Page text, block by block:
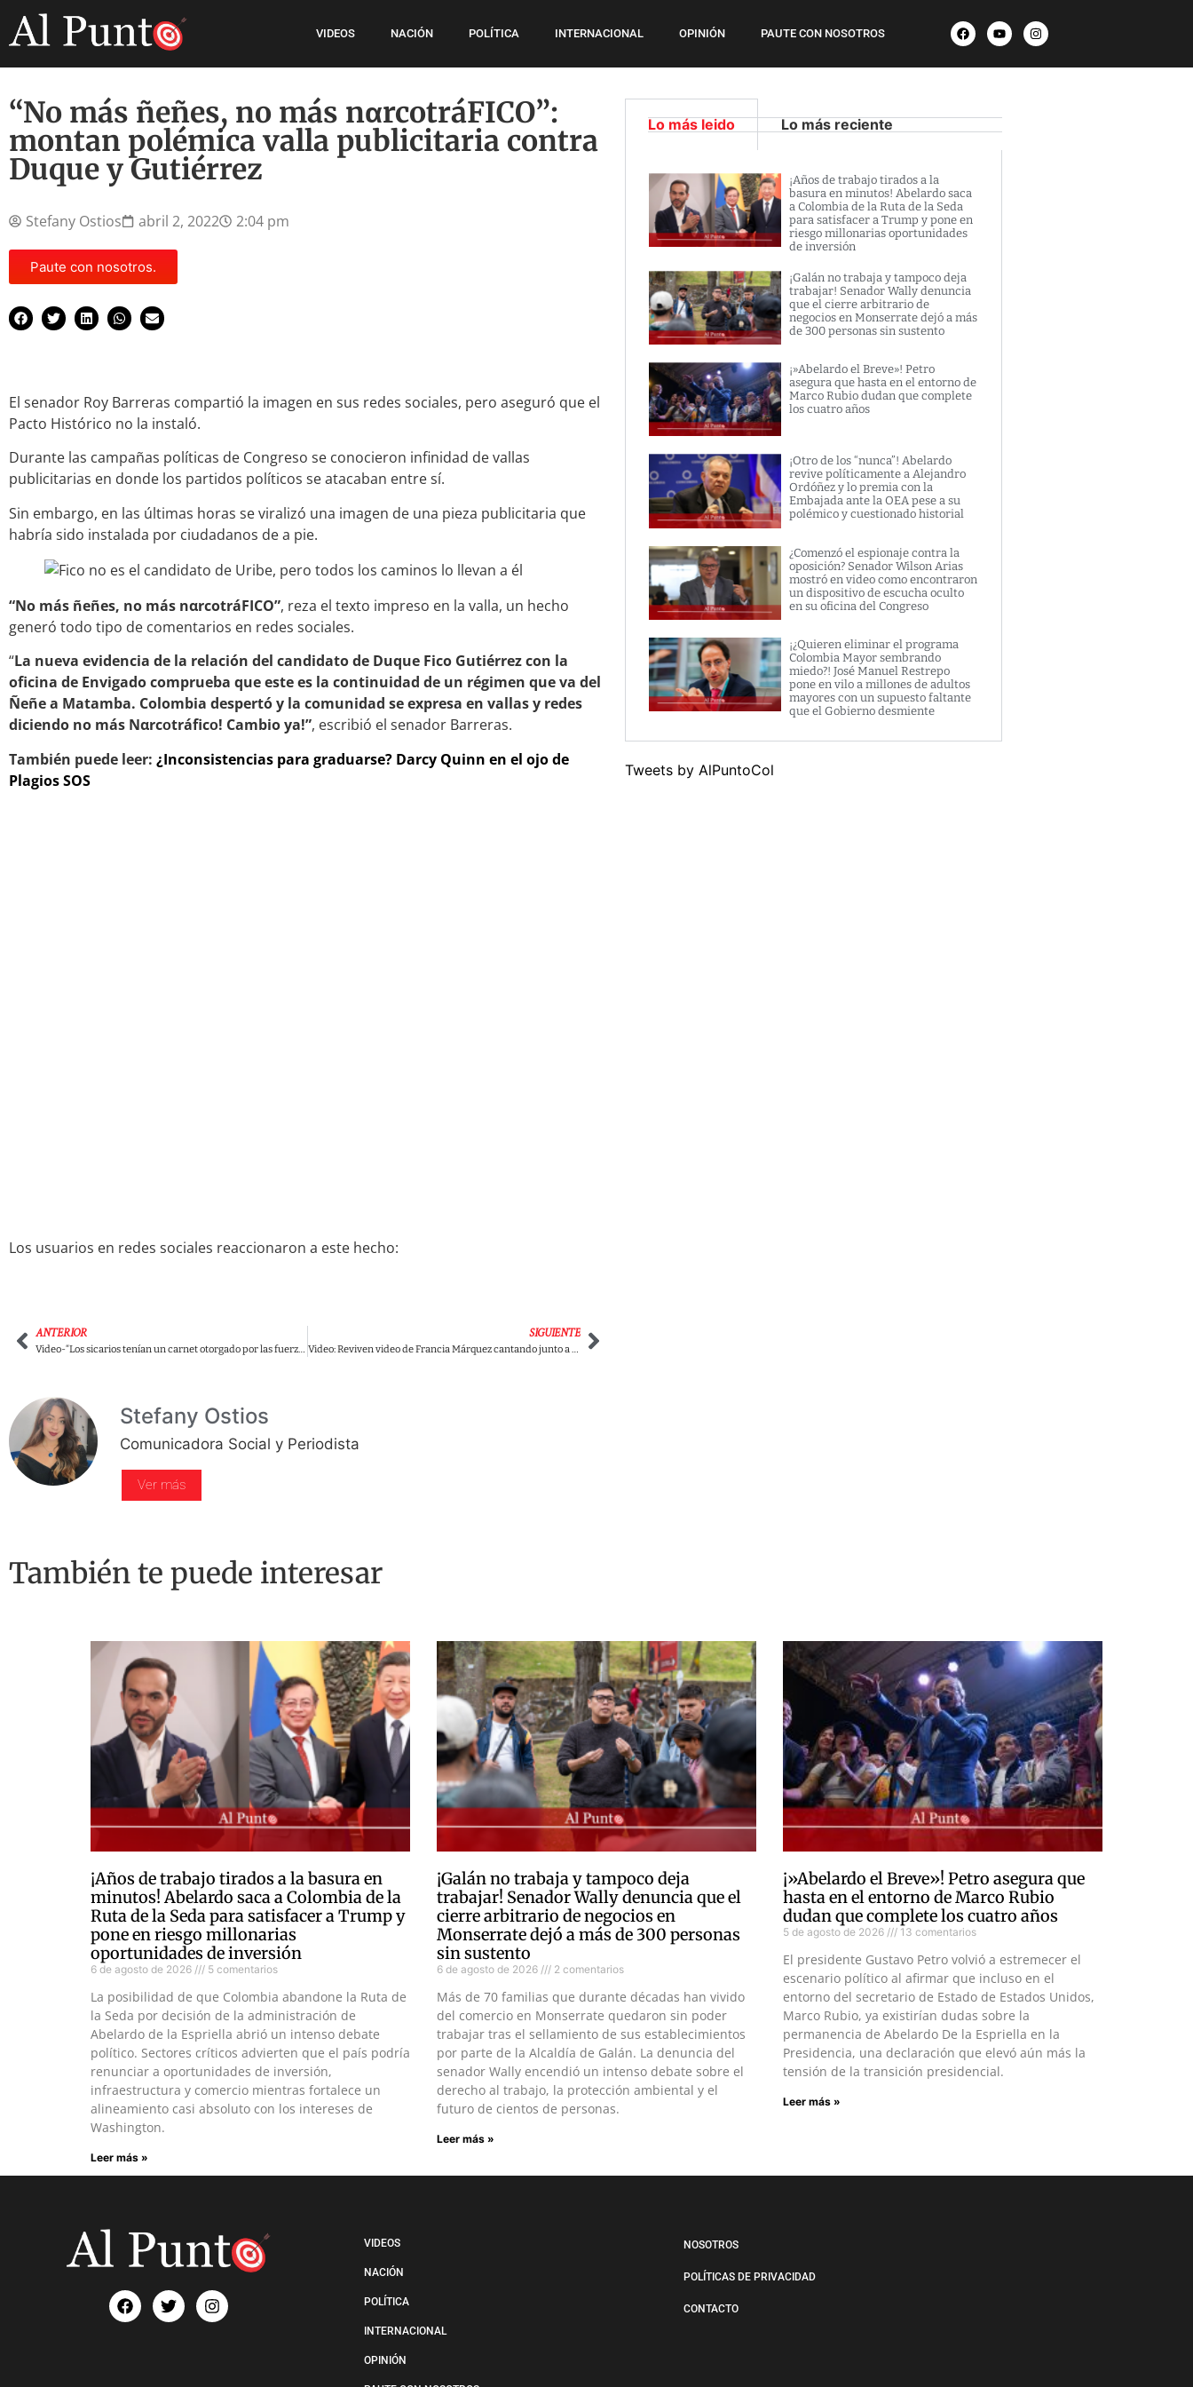
VIDEOS NACIÓN POLÍTICA INTERNACIONAL OPINIÓN PAUTE CON NOSOTROS
“No más ñeñes, no más nαrcotráFICO”:
montan polémica valla publicitaria contra
Duque y Gutiérrez
Stefany Ostios abril 2, 2022 2:04 pm
Paute con nosotros.
El senador Roy Barreras compartió la imagen en sus redes sociales, pero aseguró que el
Pacto Histórico no la instaló.
Durante las campañas políticas de Congreso se conocieron infinidad de vallas
publicitarias en donde los partidos políticos se atacaban entre sí.
Sin embargo, en las últimas horas se viralizó una imagen de una pieza publicitaria que
habría sido instalada por ciudadanos de a pie.
“No más ñeñes, no más nαrcotráFICO”, reza el texto impreso en la valla, un hecho
generó todo tipo de comentarios en redes sociales.
“La nueva evidencia de la relación del candidato de Duque Fico Gutiérrez con la
oficina de Envigado comprueba que este es la continuidad de un régimen que va del
Ñeñe a Matamba. Colombia despertó y la comunidad se expresa en vallas y redes
diciendo no más Nαrcᴏtráficᴏ! Cambio ya!”, escribió el senador Barreras.
También puede leer: ¿Inconsistencias para graduarse? Darcy Quinn en el ojo de
Plagios SOS
Los usuarios en redes sociales reaccionaron a este hecho:
ANTERIOR
Video-“Los sicarios tenían un carnet otorgado por las fuerzas militares”: Maza Márquez en la JEP
SIGUIENTE
Video: Reviven video de Francia Márquez cantando junto a Manu Chao
Lo más leido Lo más reciente
¡Años de trabajo tirados a la
basura en minutos! Abelardo saca
a Colombia de la Ruta de la Seda
para satisfacer a Trump y pone en
riesgo millonarias oportunidades
de inversión
¡Galán no trabaja y tampoco deja
trabajar! Senador Wally denuncia
que el cierre arbitrario de
negocios en Monserrate dejó a más
de 300 personas sin sustento
¡»Abelardo el Breve»! Petro
asegura que hasta en el entorno de
Marco Rubio dudan que complete
los cuatro años
¡Otro de los “nunca”! Abelardo
revive políticamente a Alejandro
Ordóñez y lo premia con la
Embajada ante la OEA pese a su
polémico y cuestionado historial
¿Comenzó el espionaje contra la
oposición? Senador Wilson Arias
mostró en video como encontraron
un dispositivo de escucha oculto
en su oficina del Congreso
¡¿Quieren eliminar el programa
Colombia Mayor sembrando
miedo?! José Manuel Restrepo
pone en vilo a millones de adultos
mayores con un supuesto faltante
que el Gobierno desmiente
Tweets by AlPuntoCol
Stefany Ostios
Comunicadora Social y Periodista
Ver más
También te puede interesar
¡Años de trabajo tirados a la basura en
minutos! Abelardo saca a Colombia de la
Ruta de la Seda para satisfacer a Trump y
pone en riesgo millonarias
oportunidades de inversión
6 de agosto de 2026 5 comentarios
La posibilidad de que Colombia abandone la Ruta de
la Seda por decisión de la administración de
Abelardo de la Espriella abrió un intenso debate
político. Sectores críticos advierten que el país podría
renunciar a oportunidades de inversión,
infraestructura y comercio mientras fortalece un
alineamiento casi absoluto con los intereses de
Washington.
Leer más »
¡Galán no trabaja y tampoco deja
trabajar! Senador Wally denuncia que el
cierre arbitrario de negocios en
Monserrate dejó a más de 300 personas
sin sustento
6 de agosto de 2026 2 comentarios
Más de 70 familias que durante décadas han vivido
del comercio en Monserrate quedaron sin poder
trabajar tras el sellamiento de sus establecimientos
por parte de la Alcaldía de Galán. La denuncia del
senador Wally encendió un intenso debate sobre el
derecho al trabajo, la protección ambiental y el
futuro de cientos de personas.
Leer más »
¡»Abelardo el Breve»! Petro asegura que
hasta en el entorno de Marco Rubio
dudan que complete los cuatro años
5 de agosto de 2026 13 comentarios
El presidente Gustavo Petro volvió a estremecer el
escenario político al afirmar que incluso en el
entorno del secretario de Estado de Estados Unidos,
Marco Rubio, ya existirían dudas sobre la
permanencia de Abelardo De la Espriella en la
Presidencia, una declaración que elevó aún más la
tensión de la transición presidencial.
Leer más »
VIDEOS
NACIÓN
POLÍTICA
INTERNACIONAL
OPINIÓN
NOSOTROS
POLÍTICAS DE PRIVACIDAD
CONTACTO